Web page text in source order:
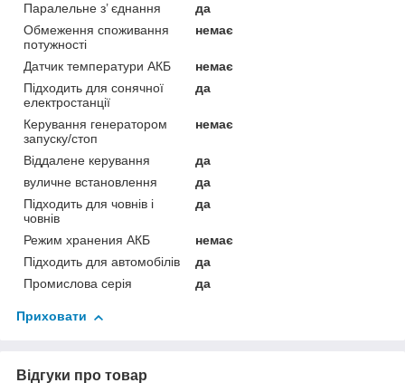
Паралельне з’ єднання
да
Обмеження споживання
потужності
немає
Датчик температури АКБ
немає
Підходить для сонячної
електростанції
да
Керування генератором
запуску/стоп
немає
Віддалене керування
да
вуличне встановлення
да
Підходить для човнів і
човнів
да
Режим хранения АКБ
немає
Підходить для автомобілів
да
Промислова серія
да
Приховати
Відгуки про товар